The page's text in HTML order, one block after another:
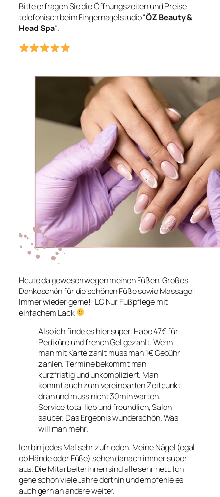
Bitte erfragen Sie die Öffnungszeiten und Preise
telefonisch beim Fingernagelstudio “ÖZ Beauty &
Head Spa“.
Heute da gewesen wegen meinen Füßen. Großes
Dankeschön für die schönen Füße sowie Massage!!
Immer wieder gerne!! LG Nur Fußpflege mit
einfachem Lack
Also ich finde es hier super. Habe 47€ für
Pediküre und french Gel gezahlt. Wenn
man mit Karte zahlt muss man 1€ Gebühr
zahlen. Termine bekommt man
kurzfristig und unkompliziert. Man
kommt auch zum vereinbarten Zeitpunkt
dran und muss nicht 30min warten.
Service total lieb und freundlich, Salon
sauber. Das Ergebnis wunderschön. Was
will man mehr.
Ich bin jedes Mal sehr zufrieden. Meine Nägel (egal
ob Hände oder Füße) sehen danach immer super
aus. Die Mitarbeiterinnen sind alle sehr nett. Ich
gehe schon viele Jahre dorthin und empfehle es
auch gern an andere weiter.